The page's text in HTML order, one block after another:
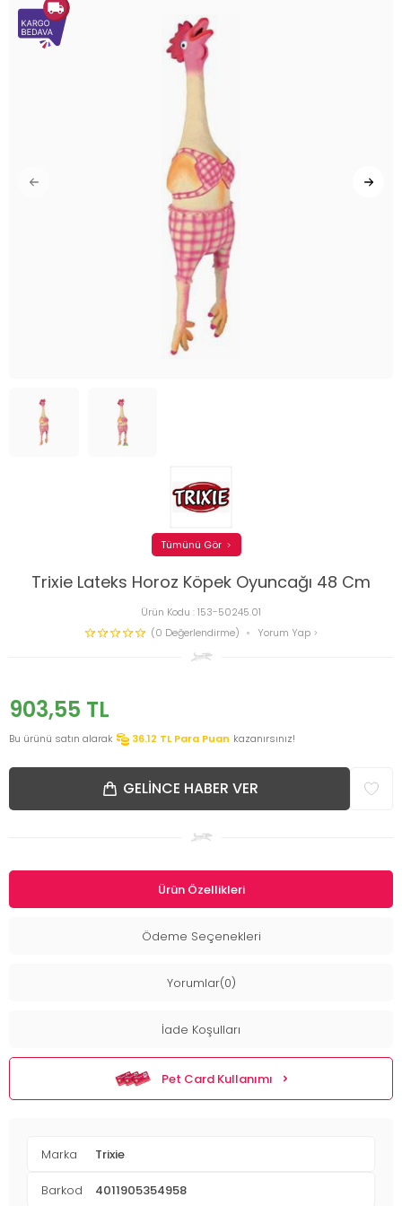
Trixie Lateks Horoz Köpek Oyuncağı 48 Cm
Ürün Kodu :153-50245.01
(0 Değerlendirme)
Yorum Yap
Tümünü Gör
903,55 TL
Bu ürünü satın alarak 36.12 TL Para Puan kazanırsınız!
GELINCE HABER VER
Ürün Özellikleri
Ödeme Seçenekleri
Yorumlar(0)
İade Koşulları
Pet Card Kullanımı
Marka Trixie
Barkod 4011905354958